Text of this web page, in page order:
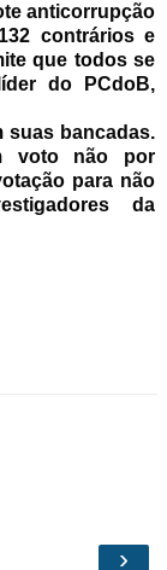
anticorrupção
contrários e
que todos se
do PCdoB,
suas bancadas.
voto não por
para não
da
›